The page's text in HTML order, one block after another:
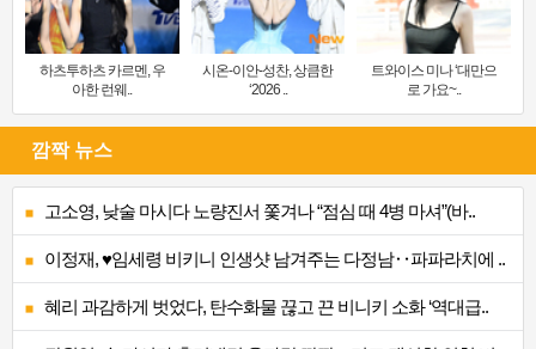
하츠투하츠 카르멘, 우
아한 런웨..
시온-이안-성찬, 상큼한
‘2026 ..
트와이스 미나 ‘대만으
로 가요~..
깜짝 뉴스
고소영, 낮술 마시다 노량진서 쫓겨나 “점심 때 4병 마셔”(바..
이정재, ♥임세령 비키니 인생샷 남겨주는 다정남‥파파라치에 ..
혜리 과감하게 벗었다, 탄수화물 끊고 끈 비니키 소화 ‘역대급..